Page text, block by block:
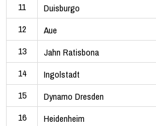
11
Duisburgo
12
Aue
13
Jahn Ratisbona
14
Ingolstadt
15
Dynamo Dresden
16
Heidenheim